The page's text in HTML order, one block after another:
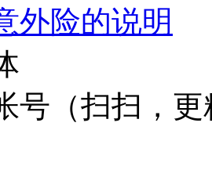
外险的说明
号（扫扫，更